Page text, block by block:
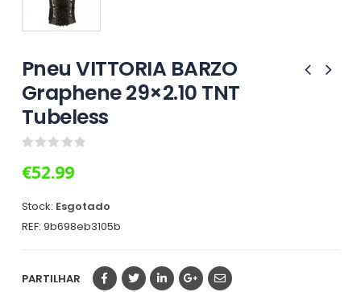
Pneu VITTORIA BARZO
Graphene 29×2.10 TNT
Tubeless
€52.99
Stock: Esgotado
REF: 9b698eb3105b
PARTILHAR